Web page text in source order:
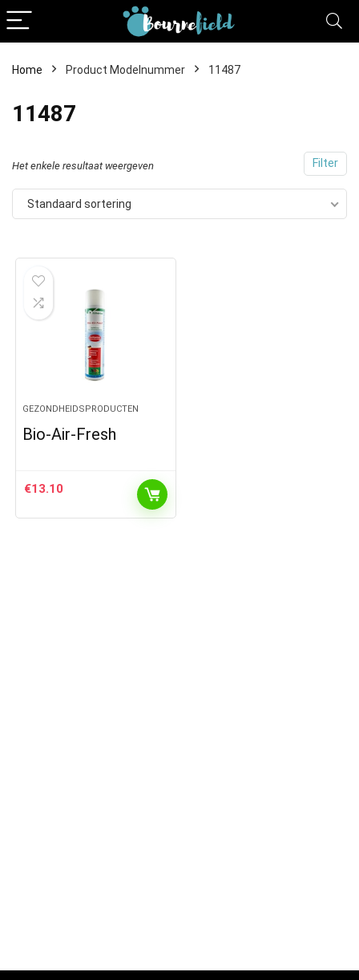
Home Product Modelnummer 11487
11487
Filter
Het enkele resultaat weergeven
Standaard sortering
GEZONDHEIDSPRODUCTEN
Bio-Air-Fresh
€13.10